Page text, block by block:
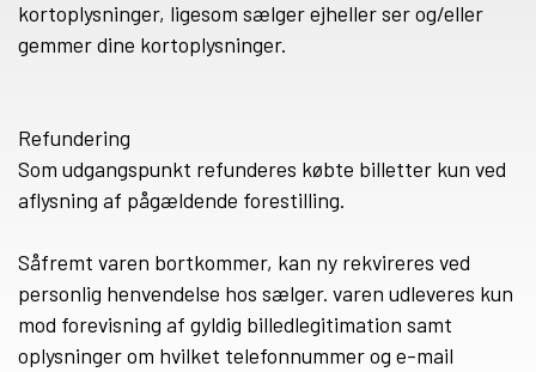
kortoplysninger, ligesom sælger ejheller ser og/eller
gemmer dine kortoplysninger.
Refundering
Som udgangspunkt refunderes købte billetter kun ved
aflysning af pågældende forestilling.
Såfremt varen bortkommer, kan ny rekvireres ved
personlig henvendelse hos sælger. varen udleveres kun
mod forevisning af gyldig billedlegitimation samt
oplysninger om hvilket telefonnummer og e-mail